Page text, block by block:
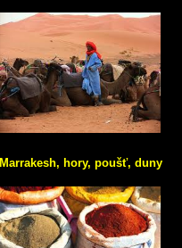
Marrakesh, hory, poušť, duny